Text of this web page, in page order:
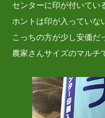
センターに印が付いてい
ホントは印が入っていな
こっちの方が少し安価だ
農家さんサイズのマルチ